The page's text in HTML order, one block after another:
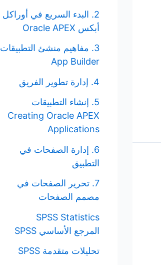
2. البدء السريع في أوراكل
أبكس Oracle APEX
3. مفاهيم منشئ التطبيقات
App Builder
4. إدارة تطوير الفريق
5. إنشاء التطبيقات
Creating Oracle APEX
Applications
6. إدارة الصفحات في
التطبيق
7. تحرير الصفحات في
مصمم الصفحات
SPSS Statistics
المرجع الأساسي SPSS
تحليلات متقدمة SPSS